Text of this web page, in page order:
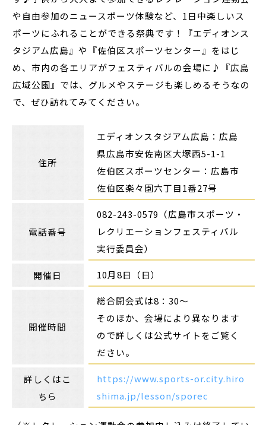
や自由参加のニュースポーツ体験など、1日中楽しいス
ポーツにふれることができる祭典です！『エディオンス
タジアム広島』や『佐伯区スポーツセンター』をはじ
め、市内の各エリアがフェスティバルの会場に♪『広島
広域公園』では、グルメやステージも楽しめるそうなの
で、ぜひ訪れてみてください。
住所
エディオンスタジアム広島：広島
県広島市安佐南区大塚西5-1-1
佐伯区スポーツセンター：広島市
佐伯区楽々園六丁目1番27号
電話番号
082-243-0579（広島市スポーツ・
レクリエーションフェスティバル
実行委員会）
開催日 10月8日（日）
開催時間
総合開会式は8：30～
そのほか、会場により異なります
ので詳しくは公式サイトをご覧く
ださい。
詳しくはこ
ちら
https://www.sports-or.city.hiro
shima.jp/lesson/sporec